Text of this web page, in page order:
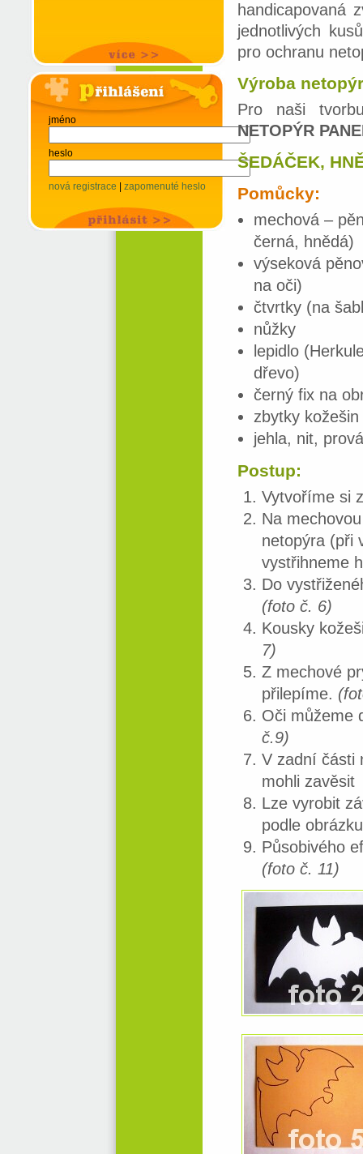
jméno
heslo
nová registrace zapomenuté heslo
handicapovaná
jednotlivých
pro ochranu
Výroba
Pro naši
NETOPÝR
ŠEDÁČEK,
Pomůcky:
mechová –
černá, hnědá)
výseková
na oči)
čtvrtky (na
nůžky
lepidlo
dřevo)
černý fix na
zbytky kožešin
jehla, nit,
Postup:
Vytvoříme si
Na
netopýra (při
vystřihneme
Do
(foto č. 6)
Kousky
7)
Z mechové
přilepíme.
Oči můžeme
č.9)
V zadní části
mohli zavěsit
Lze vyrobit
podle
Působivého
(foto č. 11)